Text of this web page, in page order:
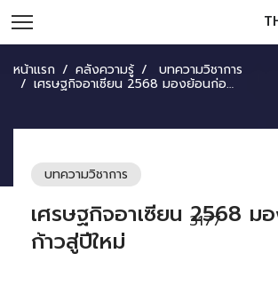
หน้าแรก คลังความรู้ บทความวิชาการ
เศรษฐกิจอาเซียน 2568 มองย้อนก่อนก้าวสู่ปีใหม่
บทความวิชาการ
3177
เศรษฐกิจอาเซียน 2568 ม
ก้าวสู่ปีใหม่